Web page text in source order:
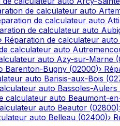
de calculateur auto
de calculateur auto
de calculateur auto
› Réparation de calculateur auto
calculateur auto
auto Azy-sur-Marne (
Barenton-Bugny (02000)›
auto Barisis-aux-Bois (
auto Bassoles-Aulers
calculateur auto Beaumont-
auto Beautor (02800)
auto Belleau (02400)›